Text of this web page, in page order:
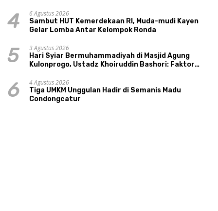
4
6 Agustus 2026
Sambut HUT Kemerdekaan RI, Muda-mudi Kayen
Gelar Lomba Antar Kelompok Ronda
5
3 Agustus 2026
Hari Syiar Bermuhammadiyah di Masjid Agung
Kulonprogo, Ustadz Khoiruddin Bashori: Faktor
6
4 Agustus 2026
Tiga UMKM Unggulan Hadir di Semanis Madu
Condongcatur